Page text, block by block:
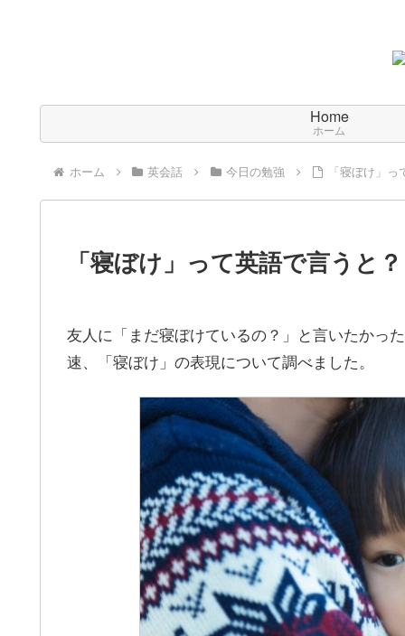
Home
ホーム
ホーム 英会話 今日の勉強 「寝ぼけ」
「寝ぼけ」って英語で言うと？
友人に「まだ寝ぼけているの？」と言いたかっ
速、「寝ぼけ」の表現について調べました。